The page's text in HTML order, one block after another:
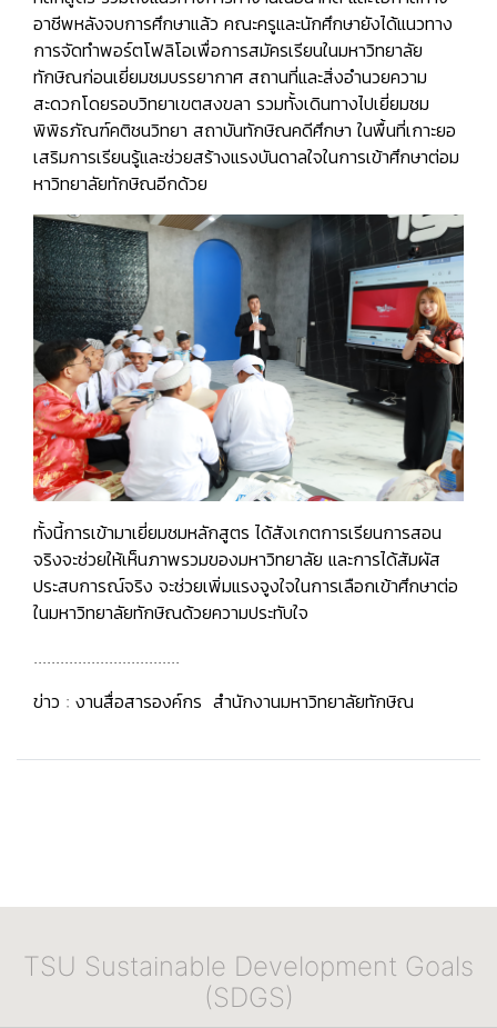
อาชีพหลังจบการศึกษาแล้ว คณะครูและนักศึกษายังได้แนวทาง
การจัดทำพอร์ตโฟลิโอเพื่อการสมัครเรียนในมหาวิทยาลัย
ทักษิณก่อนเยี่ยมชมบรรยากาศ สถานที่และสิ่งอำนวยความ
สะดวกโดยรอบวิทยาเขตสงขลา รวมทั้งเดินทางไปเยี่ยมชม
พิพิธภัณฑ์คติชนวิทยา สถาบันทักษิณคดีศึกษา ในพื้นที่เกาะยอ
เสริมการเรียนรู้และช่วยสร้างแรงบันดาลใจในการเข้าศึกษาต่อม
หาวิทยาลัยทักษิณอีกด้วย
ทั้งนี้การเข้ามาเยี่ยมชมหลักสูตร ได้สังเกตการเรียนการสอน
จริงจะช่วยให้เห็นภาพรวมของมหาวิทยาลัย และการได้สัมผัส
ประสบการณ์จริง จะช่วยเพิ่มแรงจูงใจในการเลือกเข้าศึกษาต่อ
ในมหาวิทยาลัยทักษิณด้วยความประทับใจ
.................................
ข่าว : งานสื่อสารองค์กร สำนักงานมหาวิทยาลัยทักษิณ
TSU Sustainable Development Goals
(SDGS)